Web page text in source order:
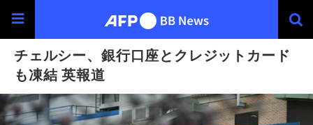
チェルシー、銀行口座とクレジットカード
も凍結 英報道